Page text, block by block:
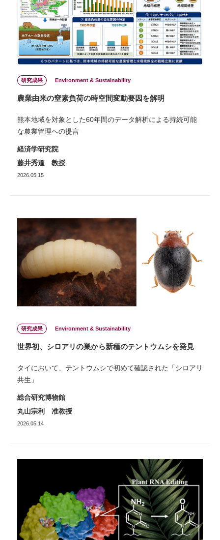
研究成果 Environment & Sustainability
農業由来の窒素負荷の時空間変動要因を解明
熊本地域を対象とした60年間のデータ解析による持続可能
な農業管理への提言
経済学研究院
藤井秀道 教授
2026.05.15
研究成果 Environment & Sustainability
世界初、シロアリの巣から新種のテントウムシを発見
タイにおいて、テントウムシで初めて確認された「シロアリ
共生」
総合研究博物館
丸山宗利 准教授
2026.05.14